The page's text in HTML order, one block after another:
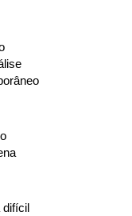
difícil